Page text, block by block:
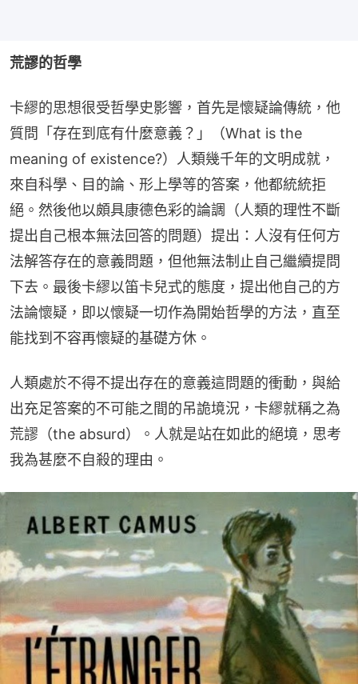
荒謬的哲學
卡繆的思想很受哲學史影響，首先是懷疑論傳統，他
質問「存在到底有什麼意義？」（What is the
meaning of existence?）人類幾千年的文明成就，
來自科學、目的論、形上學等的答案，他都統統拒
絕。然後他以頗具康德色彩的論調（人類的理性不斷
提出自己根本無法回答的問題）提出：人沒有任何方
法解答存在的意義問題，但他無法制止自己繼續提問
下去。最後卡繆以笛卡兒式的態度，提出他自己的方
法論懷疑，即以懷疑一切作為開始哲學的方法，直至
能找到不容再懷疑的基礎方休。
人類處於不得不提出存在的意義這問題的衝動，與給
出充足答案的不可能之間的吊詭境況，卡繆就稱之為
荒謬（the absurd）。人就是站在如此的絕境，思考
我為甚麼不自殺的理由。